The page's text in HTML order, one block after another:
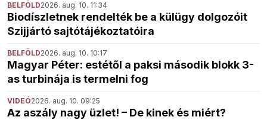
BELFÖLD2026. aug. 10. 11:34
Biodíszletnek rendelték be a külügy dolgozóit
Szijjártó sajtótájékoztatóira
BELFÖLD2026. aug. 10. 10:17
Magyar Péter: estétől a paksi második blokk 3-
as turbinája is termelni fog
VIDEÓ2026. aug. 10. 09:25
Az aszály nagy üzlet! – De kinek és miért?